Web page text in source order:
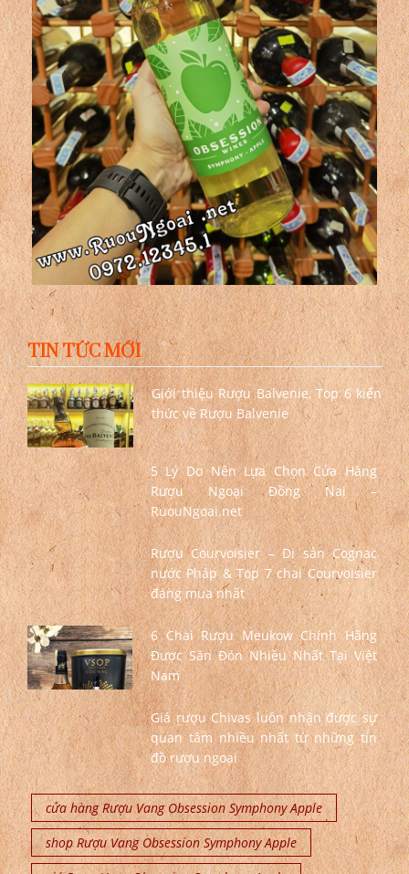
TIN TỨC MỚI
Giới thiệu Rượu Balvenie, Top 6 kiến
thức về Rượu Balvenie
5 Lý Do Nên Lựa Chọn Cửa Hàng
Rượu Ngoại Đồng Nai –
RuouNgoai.net
Rượu Courvoisier – Di sản Cognac
nước Pháp & Top 7 chai Courvoisier
đáng mua nhất
6 Chai Rượu Meukow Chính Hãng
Được Săn Đón Nhiều Nhất Tại Việt
Nam
Giá rượu Chivas luôn nhận được sự
quan tâm nhiều nhất từ những tín
đồ rượu ngoại
cửa hàng Rượu Vang Obsession Symphony Apple
shop Rượu Vang Obsession Symphony Apple